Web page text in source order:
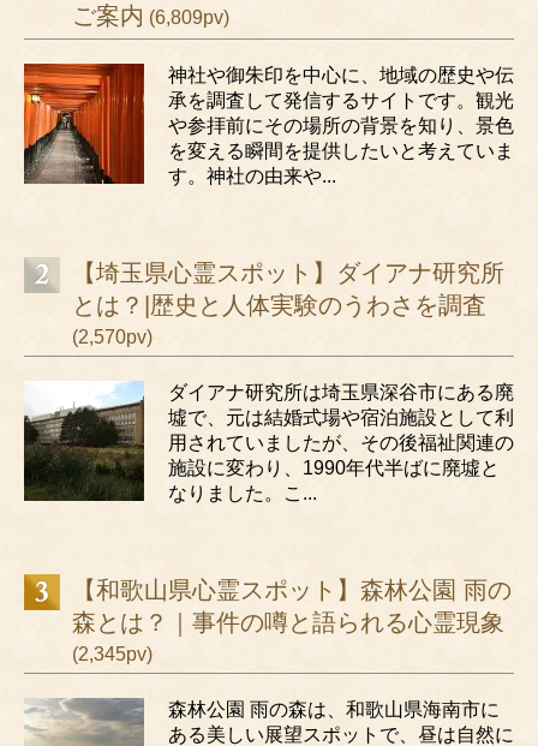
ご案内 (6,809pv)
神社や御朱印を中心に、地域の歴史や伝
承を調査して発信するサイトです。観光
や参拝前にその場所の背景を知り、景色
を変える瞬間を提供したいと考えていま
す。神社の由来や...
【埼玉県心霊スポット】ダイアナ研究所
とは？|歴史と人体実験のうわさを調査
(2,570pv)
ダイアナ研究所は埼玉県深谷市にある廃
墟で、元は結婚式場や宿泊施設として利
用されていましたが、その後福祉関連の
施設に変わり、1990年代半ばに廃墟と
なりました。こ...
【和歌山県心霊スポット】森林公園 雨の
森とは？｜事件の噂と語られる心霊現象
(2,345pv)
森林公園 雨の森は、和歌山県海南市に
ある美しい展望スポットで、昼は自然に